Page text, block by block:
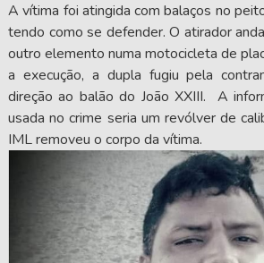
A vítima foi atingida com balaços no
tendo como se defender. O atirador
outro elemento numa motocicleta de
a execução, a dupla fugiu pela
direção ao balão do João XXIII. A
usada no crime seria um revólver de
IML removeu o corpo da vítima.